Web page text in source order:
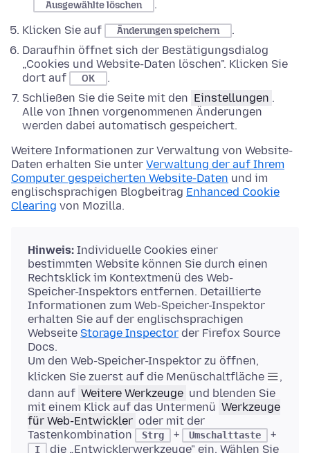
Ausgewählte löschen
.
Klicken Sie auf
Änderungen speichern
.
Daraufhin öffnet sich der Bestätigungsdialog
„Cookies und Website-Daten löschen". Klicken Sie
dort auf
OK
.
Schließen Sie die Seite mit den Einstellungen .
Alle von Ihnen vorgenommenen Änderungen
werden dabei automatisch gespeichert.
Weitere Informationen zur Verwaltung von Website-
Daten erhalten Sie unter Verwaltung der auf Ihrem
Computer gespeicherten Website-Daten und im
englischsprachigen Blogbeitrag Enhanced Cookie
Clearing von Mozilla.
Hinweis: Individuelle Cookies einer
bestimmten Website können Sie durch einen
Rechtsklick im Kontextmenü des Web-
Speicher-Inspektors entfernen. Detaillierte
Informationen zum Web-Speicher-Inspektor
erhalten Sie auf der englischsprachigen
Webseite Storage Inspector der Firefox Source
Docs.
Um den Web-Speicher-Inspektor zu öffnen,
klicken Sie zuerst auf die Menüschaltfläche
,
dann auf Weitere Werkzeuge und blenden Sie
mit einem Klick auf das Untermenü Werkzeuge
für Web-Entwickler oder mit der
Tastenkombination
Strg + Umschalttaste +
I
die „Entwicklerwerkzeuge" ein. Wählen Sie